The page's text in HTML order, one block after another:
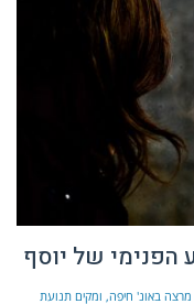
הפנימי של יוסף
מרצה באונ' חיפה, ומקים תנועת